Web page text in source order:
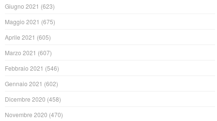
Giugno 2021 (623)
Maggio 2021 (675)
Aprile 2021 (605)
Marzo 2021 (607)
Febbraio 2021 (546)
Gennaio 2021 (602)
Dicembre 2020 (458)
Novembre 2020 (470)